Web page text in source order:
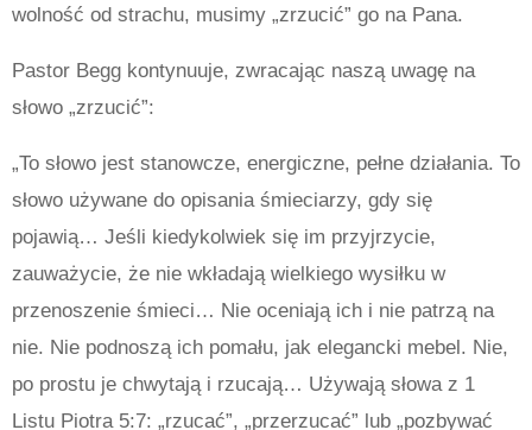
wolność od strachu, musimy „zrzucić” go na Pana.
Pastor Begg kontynuuje, zwracając naszą uwagę na
słowo „zrzucić”:
„To słowo jest stanowcze, energiczne, pełne działania. To
słowo używane do opisania śmieciarzy, gdy się
pojawią… Jeśli kiedykolwiek się im przyjrzycie,
zauważycie, że nie wkładają wielkiego wysiłku w
przenoszenie śmieci… Nie oceniają ich i nie patrzą na
nie. Nie podnoszą ich pomału, jak elegancki mebel. Nie,
po prostu je chwytają i rzucają… Używają słowa z 1
Listu Piotra 5:7: „rzucać”, „przerzucać” lub „pozbywać